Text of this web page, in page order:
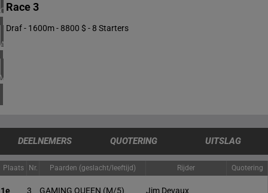
CHILI
1 meeting(s)
ARGENTINIË
1 meeting(s)
VERENIGDE STATEN
4 meeting(s)
Race 3
Draf - 1600m - 8800 $ - 8 Starters
DEELNEMERS QUOTERING UITSLAG
Plaats Nr. Paarden (geslacht/leeftijd) Rijder Quotering
1e 3 GAMING QUEEN (M/5) Jim Devaux